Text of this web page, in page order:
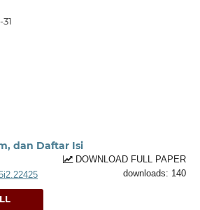
dan Daftar Isi
DOWNLOAD FULL PAPER
downloads: 140